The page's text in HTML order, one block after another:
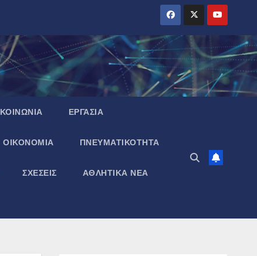
ΕΡΓΑΣΙΑ
ΟΙΚΟΝΟΜΙΑ ΠΝΕΥΜΑΤΙΚΌΤΗΤΑ
ΣΧΕΣΕΙΣ ΑΘΛΗΤΙΚΑ ΝΕΑ